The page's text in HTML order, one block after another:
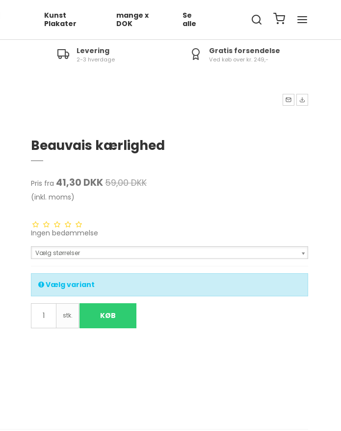
Kunst
Plakater
mange x
DOK
Se
alle
Levering
2-3 hverdage
Gratis forsendelse
Ved køb over kr. 249,-
Beauvais kærlighed
Pris fra 41,30 DKK59,00 DKK
(inkl. moms)
Ingen bedømmelse
Vælg størrelser
Vælg variant
stk. KØB